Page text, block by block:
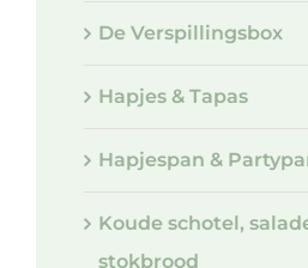
De Verspillingsbox
Hapjes & Tapas
Hapjespan &
Koude schotel,
stokbrood